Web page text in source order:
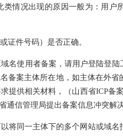
情况出现的原因一般为：用户
证件号码）是否正确。
名使用者备案，请用户登陆登
备案主体所在地，如主体在外
提供相关材料，（山西省ICP备
通信管理局提出备案信息冲突解
将同一主体下的多个网站或域